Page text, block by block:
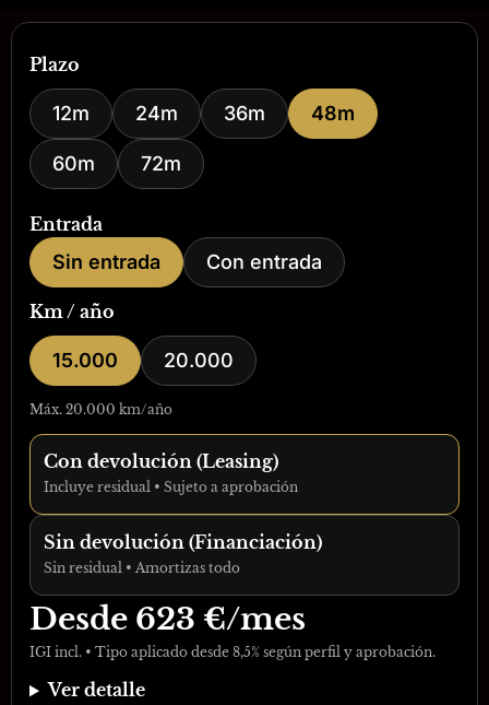
Plazo
12m 24m 36m 48m
60m 72m
Entrada
Sin entrada Con entrada
Km / año
15.000 20.000
Máx. 20.000 km/año
Con devolución (Leasing)
Incluye residual • Sujeto a aprobación
Sin devolución (Financiación)
Sin residual • Amortizas todo
Desde 623 €/mes
IGI incl. • Tipo aplicado desde 8,5% según perfil y aprobación.
Ver detalle